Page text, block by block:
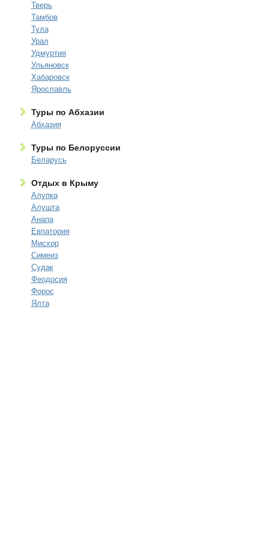
Тверь
Тамбов
Тула
Урал
Удмуртия
Ульяновск
Хабаровск
Ярославль
Туры по Абхазии
Абхазия
Туры по Белоруссии
Беларусь
Отдых в Крыму
Алупка
Алушта
Анапа
Евпатория
Мисхор
Симеиз
Судак
Феодосия
Форос
Ялта